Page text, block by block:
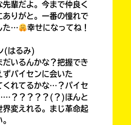
輩だよ。今まで仲良く
ありがと。一番の憧れで
た…
幸せになってね！
(はるみ)
だいるんかな？把握でき
ずパイセンに会いた
くれてるかな…？パイセ
？？？？？(？)ほんと
界変えれる。まじ革命起